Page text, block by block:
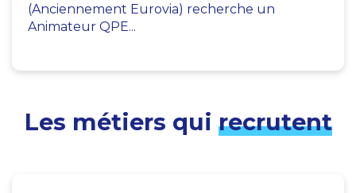
(Anciennement Eurovia) recherche un
Animateur QPE...
Les métiers qui recrutent